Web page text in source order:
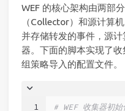
WEF 的核心架构由两部
（Collector）和源计算
并存储转发的事件，源
器。下面的脚本实现了
组策略导入的配置文件。
1
# WEF 收集器初始